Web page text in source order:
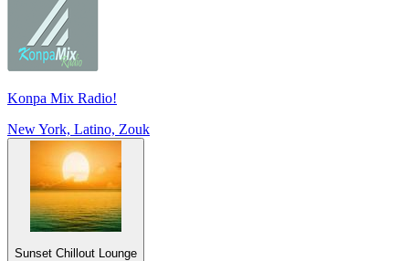
Konpa Mix Radio!
New York, Latino, Zouk
Sunset Chillout Lounge